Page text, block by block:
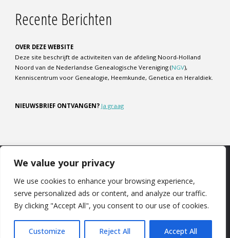
We value your privacy
We use cookies to enhance your browsing experience,
serve personalized ads or content, and analyze our traffic.
By clicking "Accept All", you consent to our use of cookies.
Customize Reject All Accept All
Recente Berichten
OVER DEZE WEBSITE
Deze site beschrijft de activiteiten van de afdeling Noord-Holland
Noord van de Nederlandse Genealogische Vereniging (NGV),
Kenniscentrum voor Genealogie, Heemkunde, Genetica en Heraldiek.
NIEUWSBRIEF ONTVANGEN? Ja graag
COOKIEBELEID | DISCLAIMER | PRIVACYBELEID
©2025 NGV Noord-Holland Noord
Aangedreven doorFluida WordPress.